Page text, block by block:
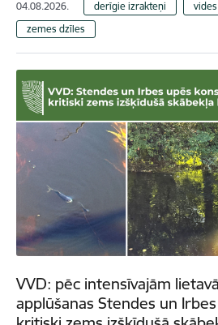
04.08.2026. derīgie izrakteņi
zemes dzīles
VVD: pēc intensīvajām
applūšanas Stendes un